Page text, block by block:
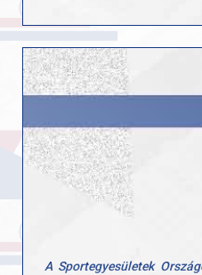
A Sportegyesületek